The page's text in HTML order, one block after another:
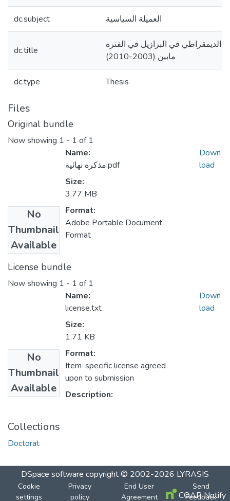
dc.subject العميلة السياسية
dc.title
الديمقراطي في البرازيل في الفترة
مابين (2003-2010)
dc.type Thesis
Files
Original bundle
Now showing 1 - 1 of 1
No
Thumbnail
Available
Name:
مذكرة نهائية.pdf
Size:
3.77 MB
Format:
Adobe Portable Document
Format
Down
load
License bundle
Now showing 1 - 1 of 1
No
Thumbnail
Available
Name:
license.txt
Size:
1.71 KB
Format:
Item-specific license agreed
upon to submission
Description:
Down
load
Collections
Doctorat
DSpace software copyright © 2002-2026 LYRASIS
Cookie
settings
Privacy
policy
End User
Agreement
Send
Feedback
COAR Notify